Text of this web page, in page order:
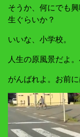
そうか、何にでも
生ぐらいか？
いいな、小学校。
人生の原風景だよ。
がんばれよ。お前